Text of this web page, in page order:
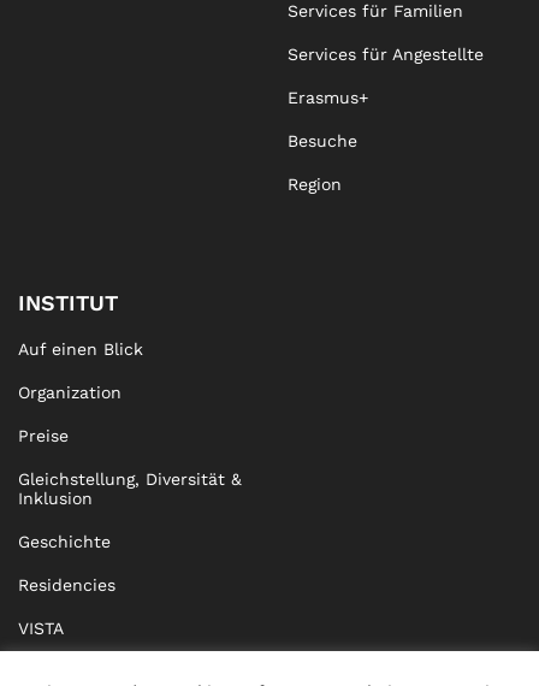
Services für Familien
Services für Angestellte
Erasmus+
Besuche
Region
INSTITUT
Auf einen Blick
Organization
Preise
Gleichstellung, Diversität &
Inklusion
Geschichte
Residencies
VISTA